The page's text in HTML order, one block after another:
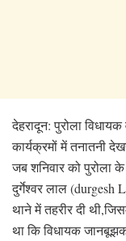
देहरादून: पुरोला
कार्यक्रमों में तनातनी
जब शनिवार को पुरोला
दुर्गेश्वर लाल
थाने में तहरीर दी
था कि विधायक